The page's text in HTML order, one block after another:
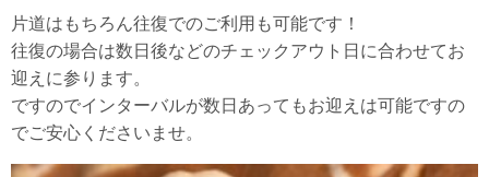
片道はもちろん往復でのご利用も可能です！
往復の場合は数日後などのチェックアウト日に合わせてお
迎えに参ります。
ですのでインターバルが数日あってもお迎えは可能ですの
でご安心くださいませ。